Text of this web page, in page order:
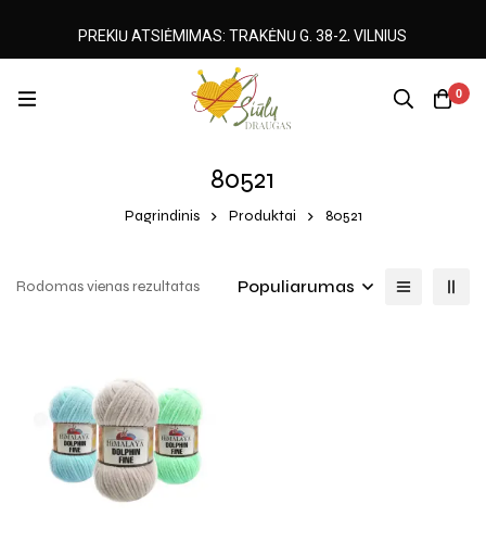
0
80521
Pagrindinis Produktai 80521
Rodomas vienas rezultatas Populiarumas
PREKIŲ ATSIĖMIMAS: TRAKĖNŲ G. 38-2, VILNIUS